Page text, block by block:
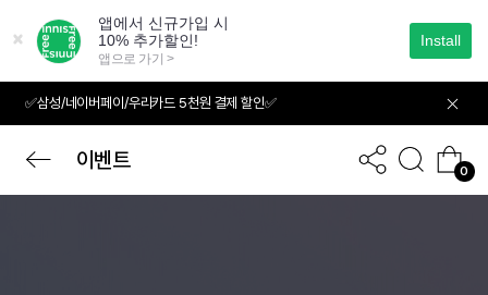
가
✅삼성/네이버페이/우리카드 5천원 결제 할인✅
이벤트 0